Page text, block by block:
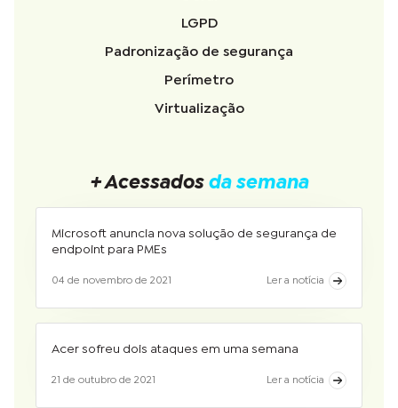
LGPD
Padronização de segurança
Perímetro
Virtualização
+ Acessados da semana
Microsoft anuncia nova solução de segurança de
endpoint para PMEs
04 de novembro de 2021 Ler a notícia
Acer sofreu dois ataques em uma semana
21 de outubro de 2021 Ler a notícia